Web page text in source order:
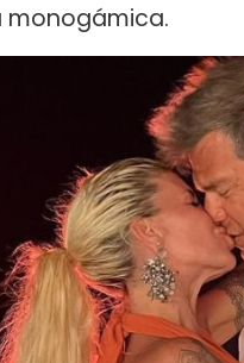
monogámica.